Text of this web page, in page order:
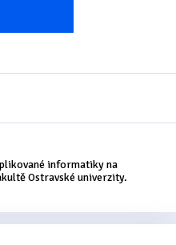
informatiky na
Ostravské univerzity.